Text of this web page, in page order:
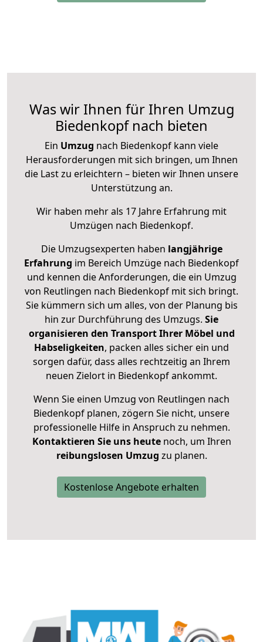
Was wir Ihnen für Ihren Umzug
Biedenkopf nach bieten
Ein Umzug nach Biedenkopf kann viele
Herausforderungen mit sich bringen, um Ihnen
die Last zu erleichtern – bieten wir Ihnen unsere
Unterstützung an.
Wir haben mehr als 17 Jahre Erfahrung mit
Umzügen nach Biedenkopf.
Die Umzugsexperten haben langjährige
Erfahrung im Bereich Umzüge nach Biedenkopf
und kennen die Anforderungen, die ein Umzug
von Reutlingen nach Biedenkopf mit sich bringt.
Sie kümmern sich um alles, von der Planung bis
hin zur Durchführung des Umzugs. Sie
organisieren den Transport Ihrer Möbel und
Habseligkeiten, packen alles sicher ein und
sorgen dafür, dass alles rechtzeitig an Ihrem
neuen Zielort in Biedenkopf ankommt.
Wenn Sie einen Umzug von Reutlingen nach
Biedenkopf planen, zögern Sie nicht, unsere
professionelle Hilfe in Anspruch zu nehmen.
Kontaktieren Sie uns heutenoch, um Ihren
reibungslosen Umzug zu planen.
Kostenlose Angebote erhalten